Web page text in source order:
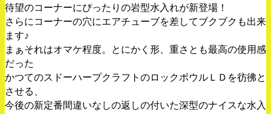
待望のコーナーにぴったりの岩型水入れが新登場！
さらにコーナーの穴にエアチューブを差してブクブクも出来
ます♪
まぁそれはオマケ程度。とにかく形、重さとも最高の使用感
だった
かつてのスドーハープクラフトのロックボウルＬＤを彷彿と
させる、
今後の新定番間違いなしの返しの付いた深型のナイスな水入